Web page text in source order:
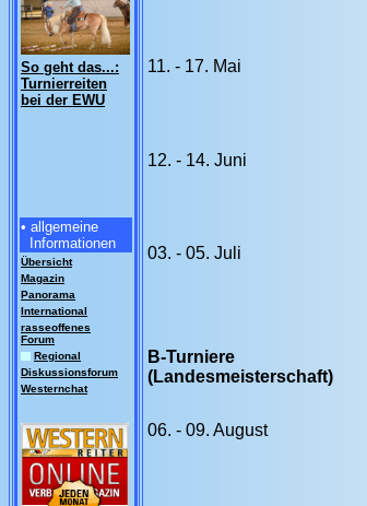
So geht das...:
Turnierreiten
bei der EWU
• allgemeine
Informationen
Übersicht
Magazin
Panorama
International
rasseoffenes
Forum
Regional
Diskussionsforum
Westernchat
11. - 17. Mai
12. - 14. Juni
03. - 05. Juli
B-Turniere
(Landesmeisterschaft)
06. - 09. August